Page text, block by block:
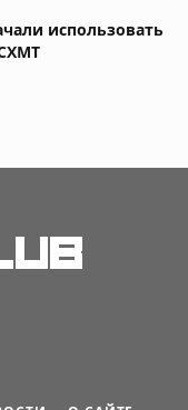
использовать